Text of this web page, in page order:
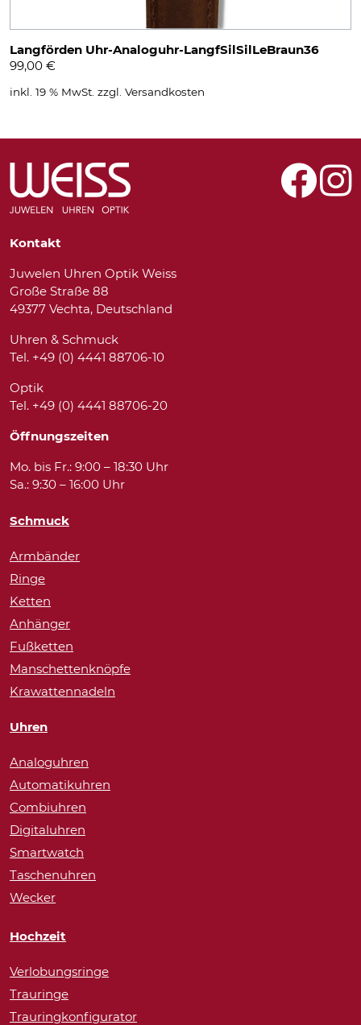
Langförden Uhr-Analoguhr-LangfSilSilLeBraun36
99,00 €
inkl. 19 % MwSt. zzgl. Versandkosten
Kontakt
Juwelen Uhren Optik Weiss
Große Straße 88
49377 Vechta, Deutschland
Uhren & Schmuck
Tel. +49 (0) 4441 88706-10
Optik
Tel. +49 (0) 4441 88706-20
Öffnungszeiten
Mo. bis Fr.: 9:00 – 18:30 Uhr
Sa.: 9:30 – 16:00 Uhr
Schmuck
Armbänder
Ringe
Ketten
Anhänger
Fußketten
Manschettenknöpfe
Krawattennadeln
Uhren
Analoguhren
Automatikuhren
Combiuhren
Digitaluhren
Smartwatch
Taschenuhren
Wecker
Hochzeit
Verlobungsringe
Trauringe
Trauringkonfigurator